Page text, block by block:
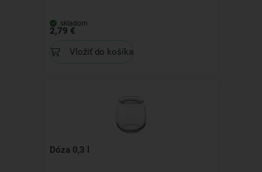
skladom
2,79 €
Vložiť do košíka
Dóza 0,3 l